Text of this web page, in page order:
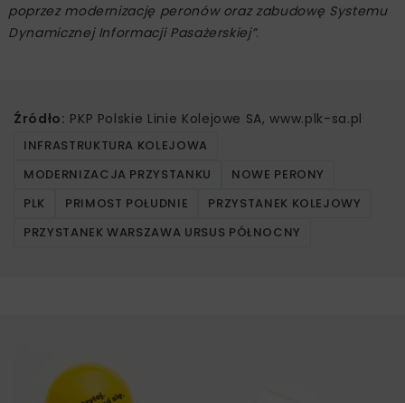
poprzez modernizację peronów oraz zabudowę Systemu
Dynamicznej Informacji Pasażerskiej”.
Źródło: PKP Polskie Linie Kolejowe SA, www.plk-sa.pl
INFRASTRUKTURA KOLEJOWA
MODERNIZACJA PRZYSTANKU
NOWE PERONY
PLK
PRIMOST POŁUDNIE
PRZYSTANEK KOLEJOWY
PRZYSTANEK WARSZAWA URSUS PÓŁNOCNY